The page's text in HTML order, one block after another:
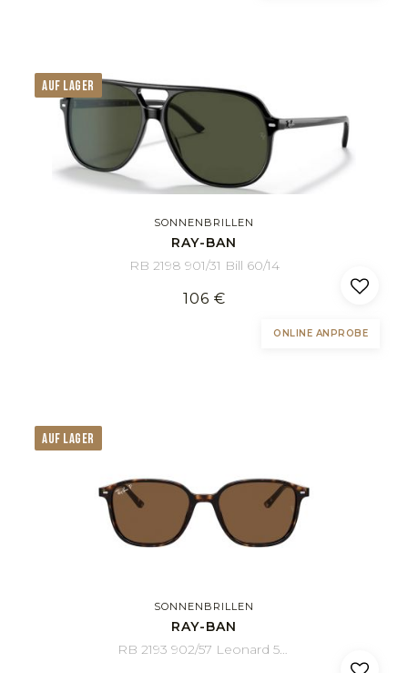
AUF LAGER
SONNENBRILLEN
RAY-BAN
RB 2198 901/31 Bill 60/14
106 €
ONLINE ANPROBE
AUF LAGER
SONNENBRILLEN
RAY-BAN
RB 2193 902/57 Leonard 53/18